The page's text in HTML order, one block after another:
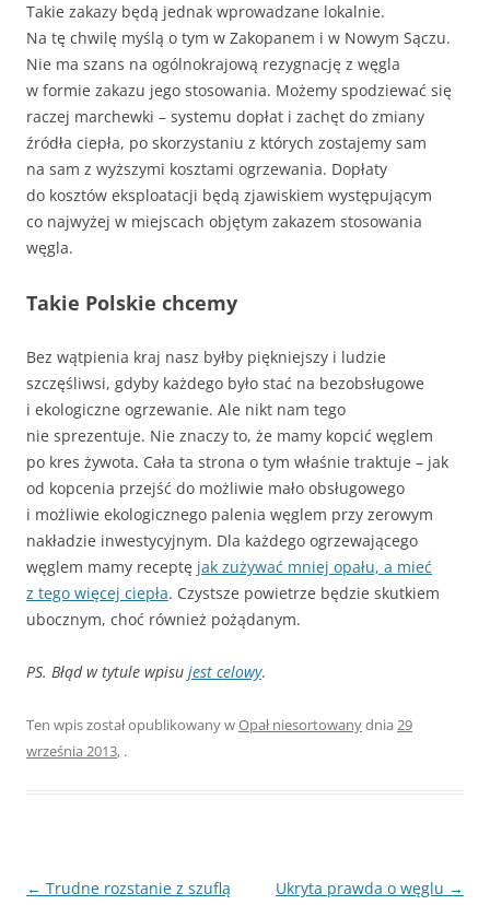
Takie zakazy będą jednak wprowadzane lokalnie.
Na tę chwilę myślą o tym w Zakopanem i w Nowym Sączu.
Nie ma szans na ogólnokrajową rezygnację z węgla
w formie zakazu jego stosowania. Możemy spodziewać się
raczej marchewki – systemu dopłat i zachęt do zmiany
źródła ciepła, po skorzystaniu z których zostajemy sam
na sam z wyższymi kosztami ogrzewania. Dopłaty
do kosztów eksploatacji będą zjawiskiem występującym
co najwyżej w miejscach objętym zakazem stosowania
węgla.
Takie Polskie chcemy
Bez wątpienia kraj nasz byłby piękniejszy i ludzie
szczęśliwsi, gdyby każdego było stać na bezobsługowe
i ekologiczne ogrzewanie. Ale nikt nam tego
nie sprezentuje. Nie znaczy to, że mamy kopcić węglem
po kres żywota. Cała ta strona o tym właśnie traktuje – jak
od kopcenia przejść do możliwie mało obsługowego
i możliwie ekologicznego palenia węglem przy zerowym
nakładzie inwestycyjnym. Dla każdego ogrzewającego
węglem mamy receptę jak zużywać mniej opału, a mieć
z tego więcej ciepła. Czystsze powietrze będzie skutkiem
ubocznym, choć również pożądanym.
PS. Błąd w tytule wpisu jest celowy.
Ten wpis został opublikowany wOpał niesortowanydnia 29
września 2013, .
Zobacz
← Trudne rozstanie z szuflą Ukryta prawda o węglu →